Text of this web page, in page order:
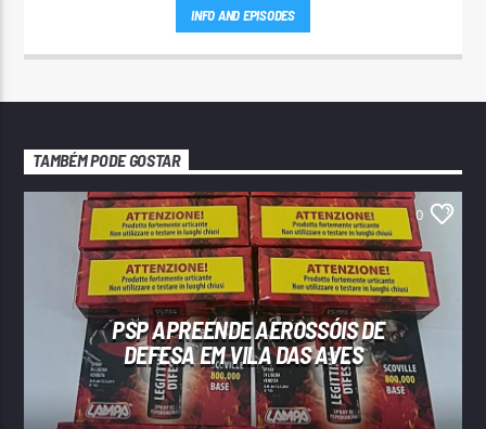
INFO AND EPISODES
TAMBÉM PODE GOSTAR
0
PSP APREENDE AEROSSÓIS DE
DEFESA EM VILA DAS AVES